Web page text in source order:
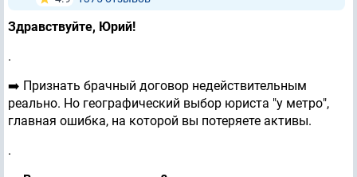
Здравствуйте, Юрий!
.
➡️ Признать брачный договор недействительным
реально. Но географический выбор юриста "у метро",
главная ошибка, на которой вы потеряете активы.
.